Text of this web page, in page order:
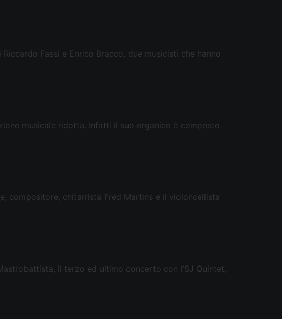
Fassi e Enrico Bracco, due musicisti che hanno
musicale ridotta. Infatti il suo organico è composto
compositore, chitarrista Fred Martins e il violoncellista
il terzo ed ultimo concerto con l’SJ Quintet,